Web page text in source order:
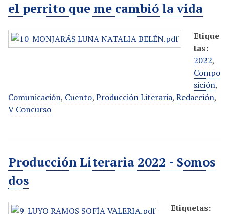
el perrito que me cambió la vida
Etique
tas:
2022,
Compo
sición,
Comunicación, Cuento, Producción Literaria, Redacción,
V Concurso
Producción Literaria 2022 - Somos
dos
Etiquetas: